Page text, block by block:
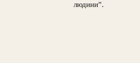
людини”.